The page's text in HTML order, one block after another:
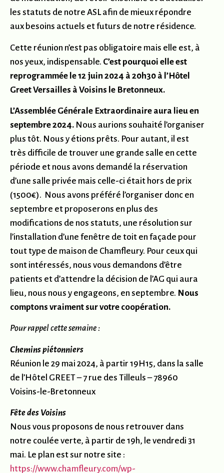
les statuts de notre ASL afin de mieux répondre
aux besoins actuels et futurs de notre résidence.
Cette réunion n’est pas obligatoire mais elle est, à
nos yeux, indispensable. C’est pourquoi elle est
reprogrammée le 12 juin 2024 à 20h30 à l’Hôtel
Greet Versailles à Voisins le Bretonneux.
L’Assemblée Générale Extraordinaire aura lieu en
septembre 2024. Nous aurions souhaité l’organiser
plus tôt. Nous y étions prêts. Pour autant, il est
très difficile de trouver une grande salle en cette
période et nous avons demandé la réservation
d’une salle privée mais celle-ci était hors de prix
(1500€). Nous avons préféré l’organiser donc en
septembre et proposerons en plus des
modifications de nos statuts, une résolution sur
l’installation d’une fenêtre de toit en façade pour
tout type de maison de Chamfleury. Pour ceux qui
sont intéressés, nous vous demandons d’être
patients et d’attendre la décision de l’AG qui aura
lieu, nous nous y engageons, en septembre. Nous
comptons vraiment sur votre coopération.
Pour rappel cette semaine :
Chemins piétonniers
Réunion le 29 mai 2024, à partir 19H15, dans la salle
de l’Hôtel GREET – 7 rue des Tilleuls – 78960
Voisins-le-Bretonneux
Fête des Voisins
Nous vous proposons de nous retrouver dans
notre coulée verte, à partir de 19h, le vendredi 31
mai. Le plan est sur notre site :
https://www.chamfleury.com/wp-